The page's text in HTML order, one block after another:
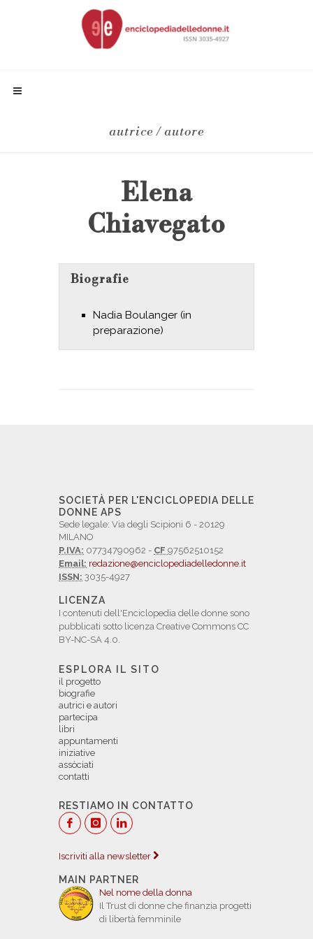
autrice / autore
Elena
Chiavegato
Biografie
Nadia Boulanger (in
preparazione)
SOCIETÀ PER L'ENCICLOPEDIA DELLE
DONNE APS
Sede legale: Via degli Scipioni 6 - 20129
MILANO
P.IVA: 07734790962 - CF 97562510152
Email: redazione@enciclopediadelledonne.it
ISSN: 3035-4927
LICENZA
I contenuti dell'Enciclopedia delle donne sono
pubblicati sotto licenza Creative Commons CC
BY-NC-SA 4.0.
ESPLORA IL SITO
il progetto
biografie
autrici e autori
partecipa
libri
appuntamenti
iniziative
assòciati
contatti
RESTIAMO IN CONTATTO
Iscriviti alla newsletter
MAIN PARTNER
Nel nome della donna
Il Trust di donne che finanzia progetti
di libertà femminile